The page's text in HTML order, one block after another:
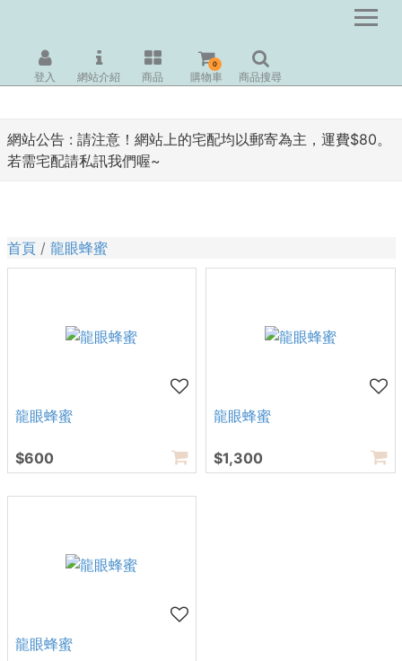
網站公告 : 請注意！網站上的宅配均以郵寄為主，運費$80。
若需宅配請私訊我們喔~
登入 網站介紹 商品 購物車
0
商品搜尋
首頁 龍眼蜂蜜
龍眼蜂蜜
$600
龍眼蜂蜜
$1,300
龍眼蜂蜜